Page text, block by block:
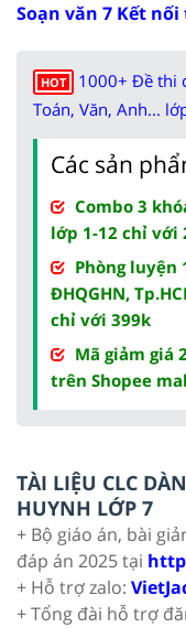
Soạn văn 7 Kết
HOT
1000+ Đề thi
Toán, Văn, Anh...
Các sản
Combo 3
lớp 1-12 chỉ với
Phòng luyện
ĐHQGHN,
chỉ với 399k
Mã giảm giá
trên Shopee
TÀI LIỆU CLC
HUYNH LỚP 7
+ Bộ giáo án, bài
đáp án 2025 tại
+ Hỗ trợ zalo:
+ Tổng đài hỗ trợ